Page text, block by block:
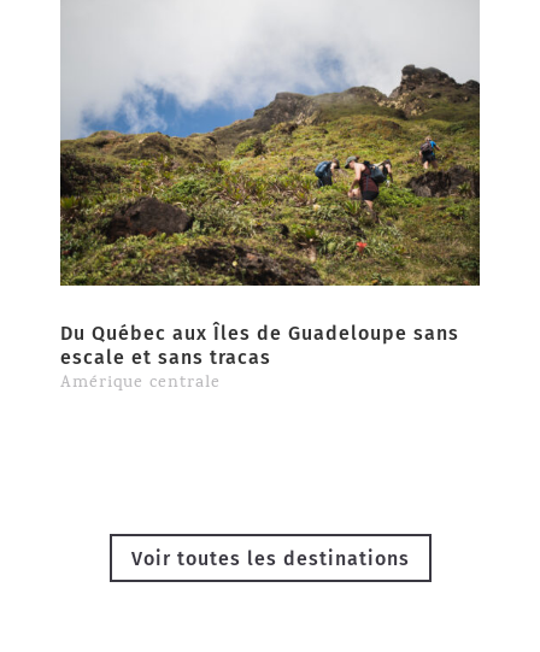
Du Québec aux Îles de Guadeloupe sans
escale et sans tracas
Amérique centrale
Voir toutes les destinations